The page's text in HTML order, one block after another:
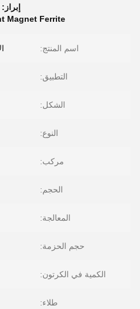
إبراز:
Magnet Ferrite
اسم المنتج:
التطبيق:
الشكل:
النوع:
مركب:
الحجم:
المعالجة:
حجم الحزمة:
الكمية في الكرتون:
طلاء: